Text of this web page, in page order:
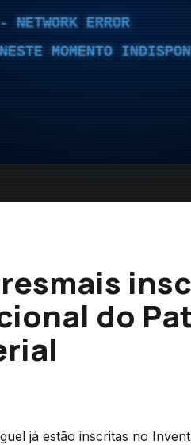
ERROR
MOMENTO
do
já estão inscritas no